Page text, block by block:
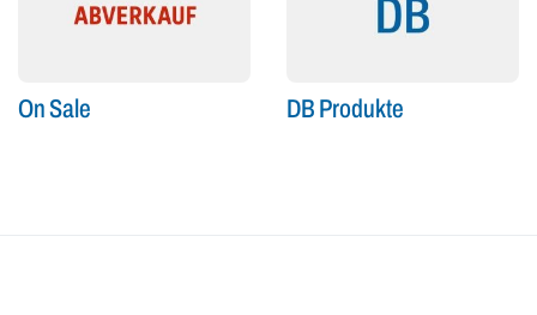
On Sale DB Produkte